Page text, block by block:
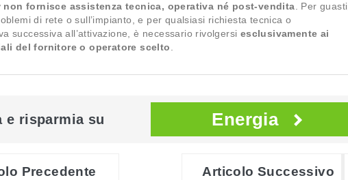
non fornisce assistenza tecnica, operativa né post-vendita . Per guasti,
di rete o sull’impianto, e per qualsiasi richiesta tecnica o
successiva all’attivazione, è necessario rivolgersi esclusivamente ai
del fornitore o operatore scelto
e risparmia su Energia
Precedente Articolo Successivo